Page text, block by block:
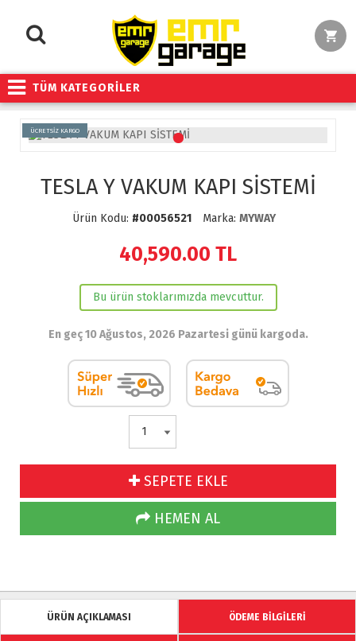
TÜM KATEGORİLER
ÜCRETSİZ KARGO
TESLA Y VAKUM KAPI SİSTEMİ
Ürün Kodu: #00056521 Marka: MYWAY
40,590.00 TL
Bu ürün stoklarımızda mevcuttur.
En geç 10 Ağustos, 2026 Pazartesi günü kargoda.
SEPETE EKLE
HEMEN AL
ÜRÜN AÇIKLAMASI ÖDEME BİLGİLERİ